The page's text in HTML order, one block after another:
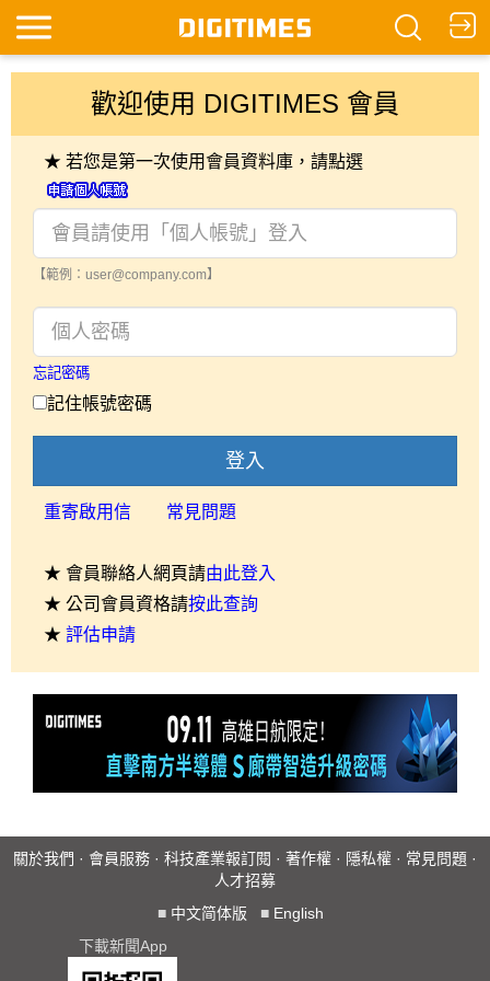
歡迎使用 DIGITIMES 會員
★ 若您是第一次使用會員資料庫，請點選
【範例：user@company.com】
忘記密碼
記住帳號密碼
登入
重寄啟用信 常見問題
★ 會員聯絡人網頁請由此登入
★ 公司會員資格請按此查詢
★ 評估申請
關於我們 · 會員服務 · 科技產業報訂閱 · 著作權 · 隱私權 · 常見問題 ·
人才招募
■ 中文简体版 ■ English
下載新聞App